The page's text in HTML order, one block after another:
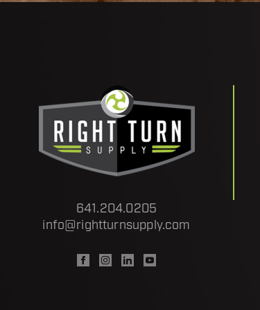
641.204.0205
info@rightturnsupply.com